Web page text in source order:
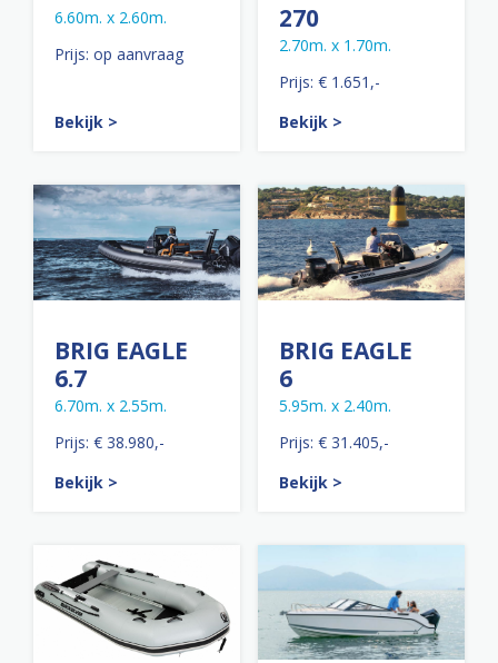
6.60m. x 2.60m.
Prijs: op aanvraag
Bekijk >
270
2.70m. x 1.70m.
Prijs: € 1.651,-
Bekijk >
BRIG EAGLE
6.7
6.70m. x 2.55m.
Prijs: € 38.980,-
Bekijk >
BRIG EAGLE
6
5.95m. x 2.40m.
Prijs: € 31.405,-
Bekijk >